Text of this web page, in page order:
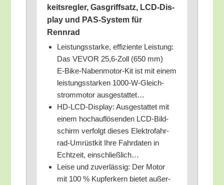
keits­reg­ler, Gas­griff­satz, LCD-Dis­
play und PAS-Sys­tem für
Rennrad
Leis­tungs­star­ke, effi­zi­en­te Leis­tung:
Das VEVOR 25,6‑Zoll (650 mm)
E‑Bike-Naben­mo­tor-Kit ist mit einem
leis­tungs­star­ken 1000-W-Gleich­
strom­mo­tor ausgestattet…
HD-LCD-Dis­play: Aus­ge­stat­tet mit
einem hoch­auf­lö­sen­den LCD-Bild­
schirm ver­folgt die­ses Elek­tro­fahr­
rad-Umrüst­kit Ihre Fahr­da­ten in
Echt­zeit, einschließlich…
Lei­se und zuver­läs­sig: Der Motor
mit 100 % Kup­fer­kern bie­tet außer­